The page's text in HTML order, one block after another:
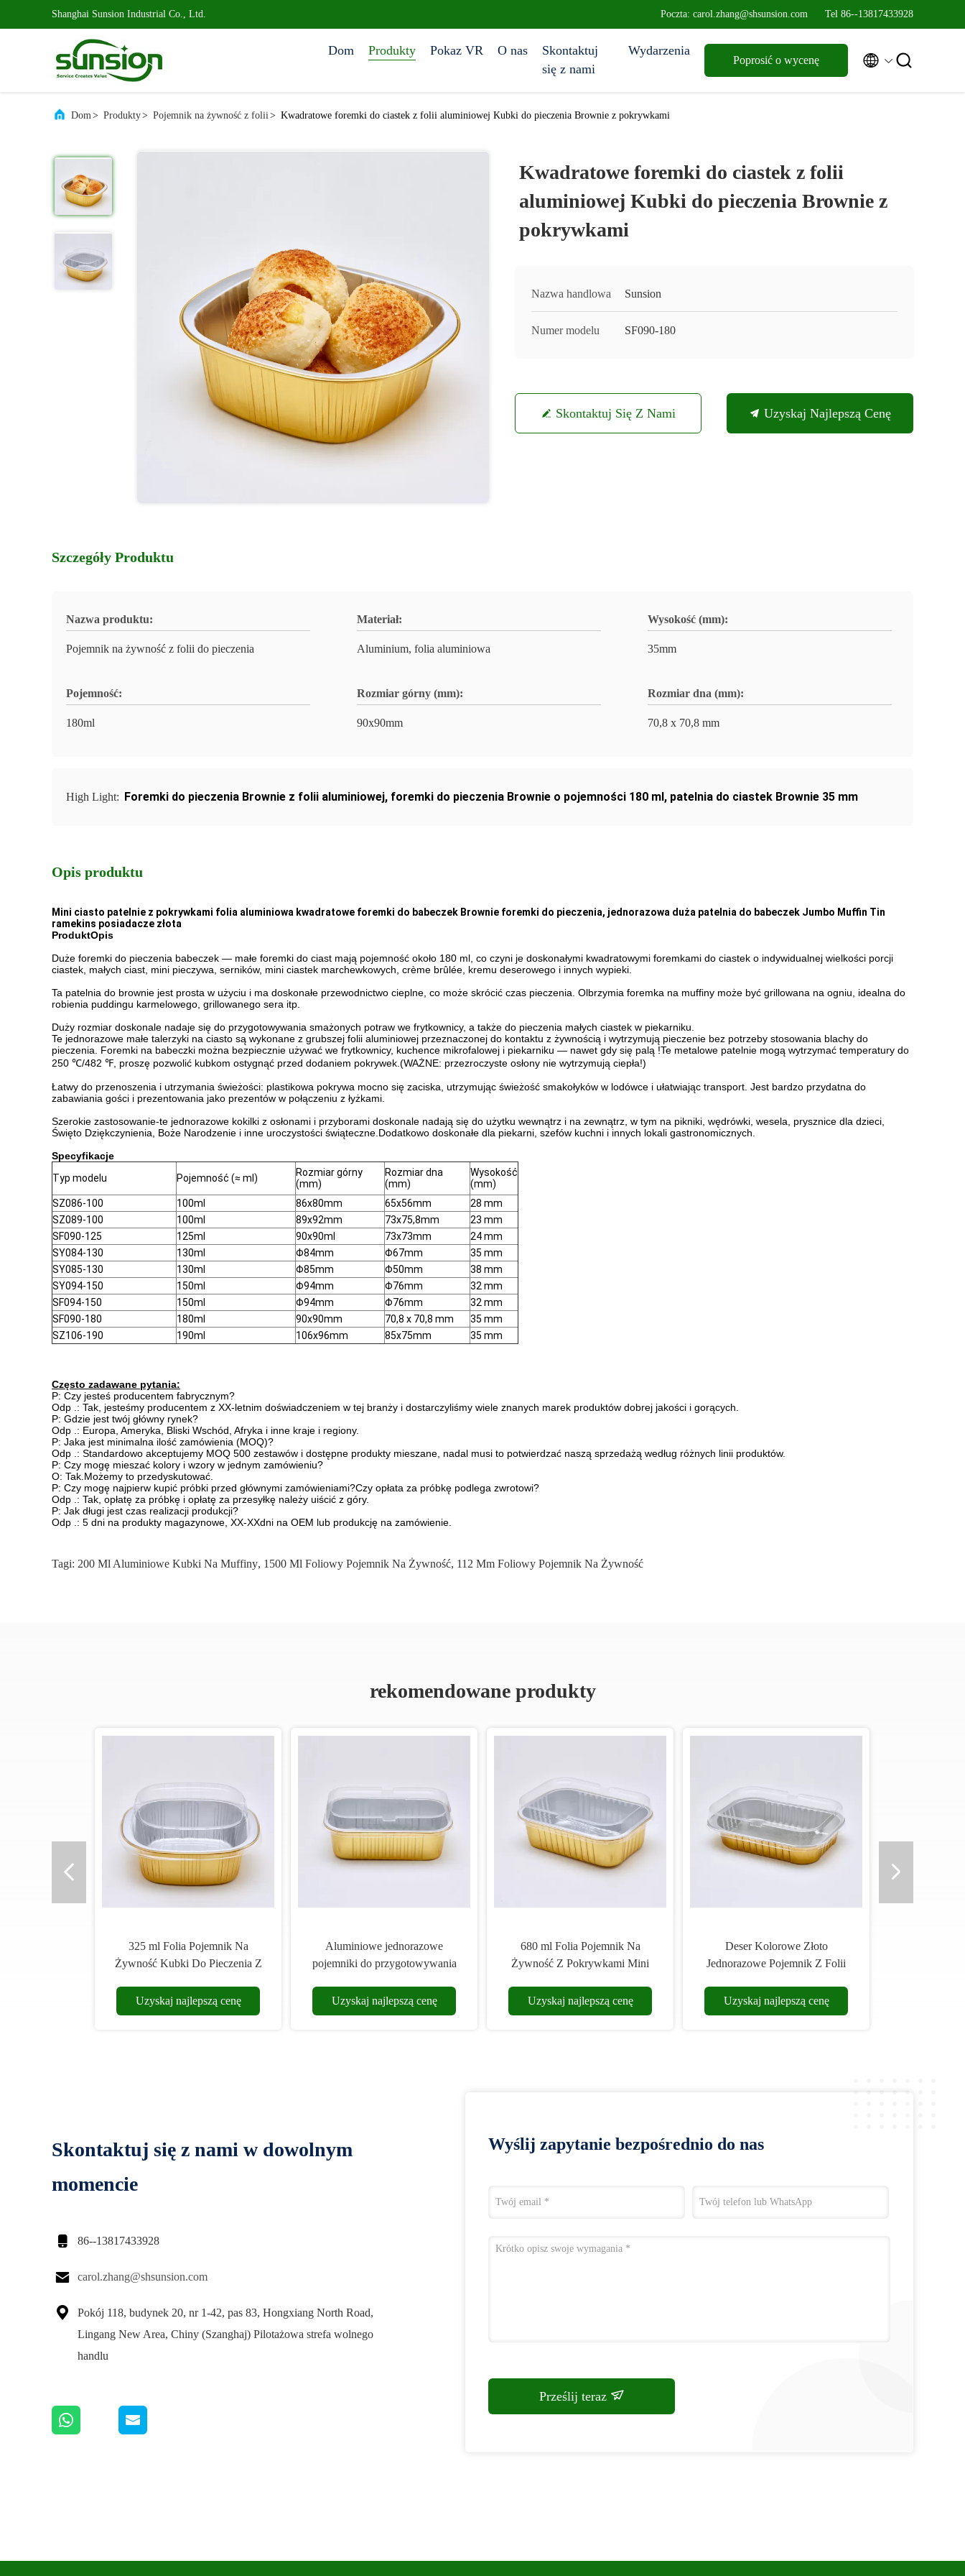
Shanghai Sunsion Industrial Co., Ltd. Poczta: carol.zhang@shsunsion.com Tel 86--13817433928
Dom Produkty Pokaz VR O nas
Skontaktuj
się z nami
Wydarzenia
Poprosić o wycenę  
Dom> Produkty> Pojemnik na żywność z folii> Kwadratowe foremki do ciastek z folii aluminiowej Kubki do pieczenia Brownie z pokrywkami
Kwadratowe foremki do ciastek z folii
aluminiowej Kubki do pieczenia Brownie z
pokrywkami
Nazwa handlowa Sunsion
Numer modelu SF090-180
Skontaktuj Się Z Nami Uzyskaj Najlepszą Cenę
Szczegóły Produktu
Nazwa produktu:
Pojemnik na żywność z folii do pieczenia
Materiał:
Aluminium, folia aluminiowa
Wysokość (mm):
35mm
Pojemność:
180ml
Rozmiar górny (mm):
90x90mm
Rozmiar dna (mm):
70,8 x 70,8 mm
High Light: Foremki do pieczenia Brownie z folii aluminiowej, foremki do pieczenia Brownie o pojemności 180 ml, patelnia do ciastek Brownie 35 mm
Opis produktu
Mini ciasto patelnie z pokrywkami folia aluminiowa kwadratowe foremki do babeczek Brownie foremki do pieczenia, jednorazowa duża patelnia do babeczek Jumbo Muffin Tin
ramekins posiadacze złota
ProduktOpis
Duże foremki do pieczenia babeczek — małe foremki do ciast mają pojemność około 180 ml, co czyni je doskonałymi kwadratowymi foremkami do ciastek o indywidualnej wielkości porcji
ciastek, małych ciast, mini pieczywa, serników, mini ciastek marchewkowych, crème brûlée, kremu deserowego i innych wypieki.
Ta patelnia do brownie jest prosta w użyciu i ma doskonałe przewodnictwo cieplne, co może skrócić czas pieczenia. Olbrzymia foremka na muffiny może być grillowana na ogniu, idealna do
robienia puddingu karmelowego, grillowanego sera itp.
Duży rozmiar doskonale nadaje się do przygotowywania smażonych potraw we frytkownicy, a także do pieczenia małych ciastek w piekarniku.
Te jednorazowe małe talerzyki na ciasto są wykonane z grubszej folii aluminiowej przeznaczonej do kontaktu z żywnością i wytrzymują pieczenie bez potrzeby stosowania blachy do
pieczenia. Foremki na babeczki można bezpiecznie używać we frytkownicy, kuchence mikrofalowej i piekarniku — nawet gdy się palą !Te metalowe patelnie mogą wytrzymać temperatury do
250 ℃/482 ℉, proszę pozwolić kubkom ostygnąć przed dodaniem pokrywek.(WAŻNE: przezroczyste osłony nie wytrzymują ciepła!)
Łatwy do przenoszenia i utrzymania świeżości: plastikowa pokrywa mocno się zaciska, utrzymując świeżość smakołyków w lodówce i ułatwiając transport. Jest bardzo przydatna do
zabawiania gości i prezentowania jako prezentów w połączeniu z łyżkami.
Szerokie zastosowanie-te jednorazowe kokilki z osłonami i przyborami doskonale nadają się do użytku wewnątrz i na zewnątrz, w tym na pikniki, wędrówki, wesela, prysznice dla dzieci,
Święto Dziękczynienia, Boże Narodzenie i inne uroczystości świąteczne.Dodatkowo doskonałe dla piekarni, szefów kuchni i innych lokali gastronomicznych.
Specyfikacje
Typ modelu
Pojemność (≈ ml)
Rozmiar górny
(mm)
Rozmiar dna
(mm)
Wysokość
(mm)
SZ086-100
100ml 86x80mm 65x56mm
28 mm
SZ089-100
100ml 89x92mm 73x75,8mm
23 mm
SF090-125
125ml 90x90ml 73x73mm
24 mm
SY084-130
130ml Φ84mm Φ67mm
35 mm
SY085-130
130ml Φ85mm Φ50mm
38 mm
SY094-150
150ml Φ94mm Φ76mm
32 mm
SF094-150
150ml Φ94mm Φ76mm
32 mm
SF090-180
180ml 90x90mm 70,8 x 70,8 mm
35 mm
SZ106-190
190ml 106x96mm 85x75mm 35 mm
Często zadawane pytania:
P: Czy jesteś producentem fabrycznym?
Odp .: Tak, jesteśmy producentem z XX-letnim doświadczeniem w tej branży i dostarczyliśmy wiele znanych marek produktów dobrej jakości i gorących.
P: Gdzie jest twój główny rynek?
Odp .: Europa, Ameryka, Bliski Wschód, Afryka i inne kraje i regiony.
P: Jaka jest minimalna ilość zamówienia (MOQ)?
Odp .: Standardowo akceptujemy MOQ 500 zestawów i dostępne produkty mieszane, nadal musi to potwierdzać naszą sprzedażą według różnych linii produktów.
P: Czy mogę mieszać kolory i wzory w jednym zamówieniu?
O: Tak.Możemy to przedyskutować.
P: Czy mogę najpierw kupić próbki przed głównymi zamówieniami?Czy opłata za próbkę podlega zwrotowi?
Odp .: Tak, opłatę za próbkę i opłatę za przesyłkę należy uiścić z góry.
P: Jak długi jest czas realizacji produkcji?
Odp .: 5 dni na produkty magazynowe, XX-XXdni na OEM lub produkcję na zamówienie.
Tagi: 200 Ml Aluminiowe Kubki Na Muffiny, 1500 Ml Foliowy Pojemnik Na Żywność, 112 Mm Foliowy Pojemnik Na Żywność
rekomendowane produkty
325 ml Folia Pojemnik Na
Żywność Kubki Do Pieczenia Z
Kwadratowymi
Uzyskaj najlepszą cenę
Aluminiowe jednorazowe
pojemniki do przygotowywania
pokrywkami do gotowania
Uzyskaj najlepszą cenę
680 ml Folia Pojemnik Na
Żywność Z Pokrywkami Mini
Puddingu Sufletowego
Uzyskaj najlepszą cenę
Deser Kolorowe Złoto
Jednorazowe Pojemnik Z Folii
Uzyskaj najlepszą cenę
Skontaktuj się z nami w dowolnym
momencie
 86--13817433928
 carol.zhang@shsunsion.com

Pokój 118, budynek 20, nr 1-42, pas 83, Hongxiang North Road,
Lingang New Area, Chiny (Szanghaj) Pilotażowa strefa wolnego
handlu
Wyślij zapytanie bezpośrednio do nas
Prześlij teraz